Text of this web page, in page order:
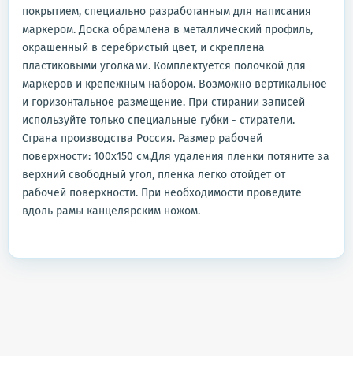
покрытием, специально разработанным для написания
маркером. Доска обрамлена в металлический профиль,
окрашенный в серебристый цвет, и скреплена
пластиковыми уголками. Комплектуется полочкой для
маркеров и крепежным набором. Возможно вертикальное
и горизонтальное размещение. При стирании записей
используйте только специальные губки - стиратели.
Страна производства Россия. Размер рабочей
поверхности: 100x150 см.Для удаления пленки потяните за
верхний свободный угол, пленка легко отойдет от
рабочей поверхности. При необходимости проведите
вдоль рамы канцелярским ножом.